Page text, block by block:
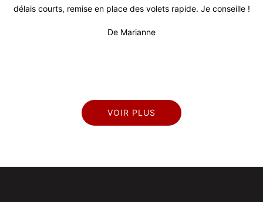
courts, remise en place des volets rapide. Je conseille !
De Marianne
VOIR PLUS